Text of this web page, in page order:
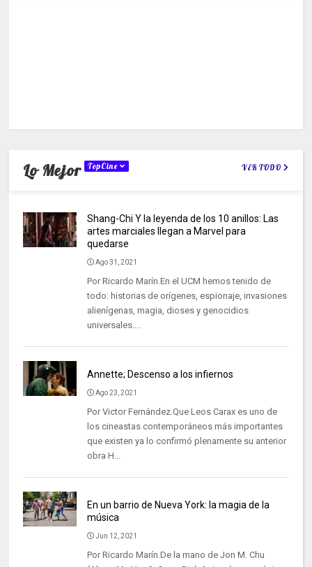
Lo Mejor TopCine VER TODO
Shang-Chi Y la leyenda de los 10 anillos: Las
artes marciales llegan a Marvel para
quedarse
Ago 31, 2021
Por Ricardo Marín.En el UCM hemos tenido de
todo: historias de orígenes, espionaje, invasiones
alienígenas, magia, dioses y genocidios
universales....
Annette; Descenso a los infiernos
Ago 23, 2021
Por Victor Fernández.Que Leos Carax es uno de
los cineastas contemporáneos más importantes
que existen ya lo confirmó plenamente su anterior
obra H...
En un barrio de Nueva York: la magia de la
música
Jun 12, 2021
Por Ricardo Marín.De la mano de Jon M. Chu